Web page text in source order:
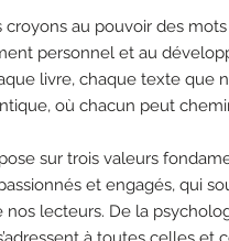
croyons au pouvoir des
personnel et au
livre, chaque texte que
où chacun peut
sur trois valeurs
et engagés, qui
lecteurs. De la